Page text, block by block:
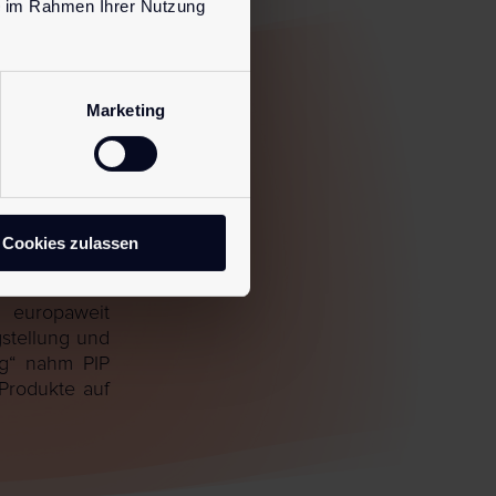
Rahmen Ihrer Nutzung
Marketing
Cookies zulassen
2012
mit
Implantate
oder
Für diese
europaweit
und
nahm PIP
auf